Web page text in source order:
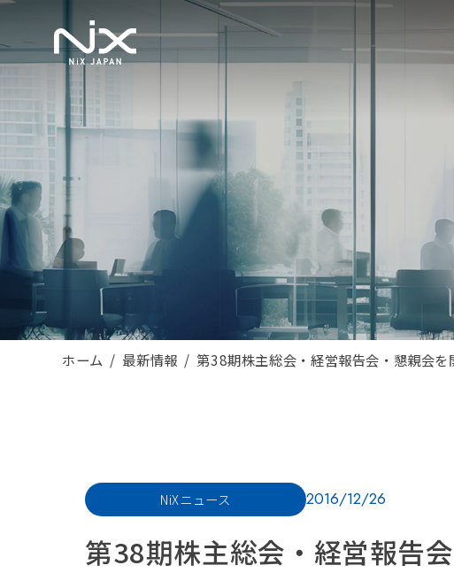
ホーム 最新情報 第38期株主総会・経営報告会・懇親会を
NiXニュース 2016/12/26
第38期株主総会・経営報告